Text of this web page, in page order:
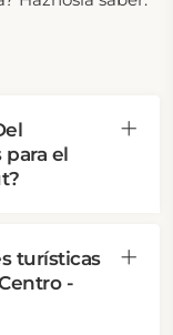
el
turísticas
-